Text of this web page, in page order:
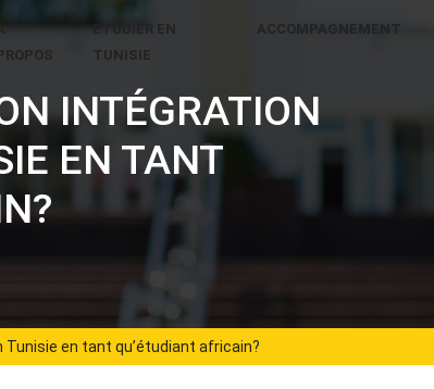
ÉTUDIER EN
TUNISIE
ACCOMPAGNEMENT
INTÉGRATION
EN TANT
en tant qu’étudiant africain?